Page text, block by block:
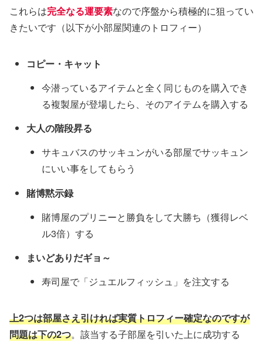
これらは完全なる運要素なので序盤から積極的に狙ってい
きたいです（以下が小部屋関連のトロフィー）
コピー・キャット
今潜っているアイテムと全く同じものを購入でき
る複製屋が登場したら、そのアイテムを購入する
大人の階段昇る
サキュバスのサッキュンがいる部屋でサッキュン
にいい事をしてもらう
賭博黙示録
賭博屋のプリニーと勝負をして大勝ち（獲得レベ
ル3倍）する
まいどありだギョ～
寿司屋で「ジュエルフィッシュ」を注文する
上2つは部屋さえ引ければ実質トロフィー確定なのですが
問題は下の2つ。該当する子部屋を引いた上に成功する